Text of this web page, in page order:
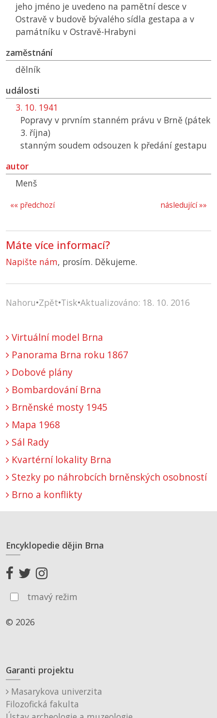
jeho jméno je uvedeno na pamětní desce v
Ostravě v budově bývalého sídla gestapa a v
památníku v Ostravě-Hrabyni
zaměstnání
dělník
události
3. 10. 1941
Popravy v prvním stanném právu v Brně (pátek
3. října)
stanným soudem odsouzen k předání gestapu
autor
Menš
následující »»
«« předchozí
Máte více informací?
Napište nám, prosím. Děkujeme.
Nahoru•Zpět•Tisk•Aktualizováno: 18. 10. 2016
Virtuální model Brna
Panorama Brna roku 1867
Dobové plány
Bombardování Brna
Brněnské mosty 1945
Mapa 1968
Sál Rady
Kvartérní lokality Brna
Stezky po náhrobcích brněnských osobností
Brno a konflikty
Encyklopedie dějin Brna
tmavý režim
© 2026
Garanti projektu
Masarykova univerzita
Filozofická fakulta